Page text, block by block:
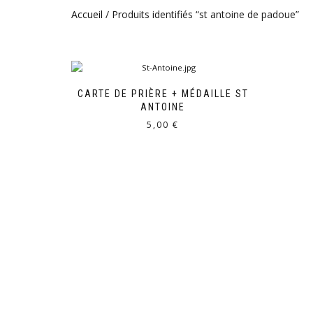
Accueil / Produits identifiés “st antoine de padoue”
CARTE DE PRIÈRE + MÉDAILLE ST
ANTOINE
5,00€